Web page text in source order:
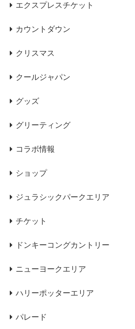
エクスプレスチケット
カウントダウン
クリスマス
クールジャパン
グッズ
グリーティング
コラボ情報
ショップ
ジュラシックパークエリア
チケット
ドンキーコングカントリー
ニューヨークエリア
ハリーポッターエリア
パレード